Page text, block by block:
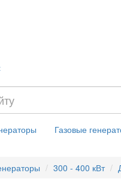
Газовые
300 - 400 кВт